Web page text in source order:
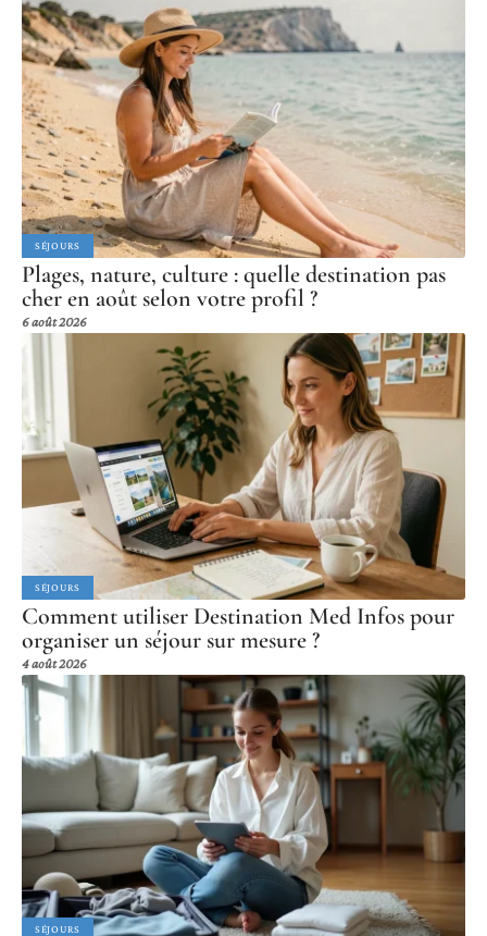
SÉJOURS
Plages, nature, culture : quelle destination pas
cher en août selon votre profil ?
6 août 2026
SÉJOURS
Comment utiliser Destination Med Infos pour
organiser un séjour sur mesure ?
4 août 2026
SÉJOURS